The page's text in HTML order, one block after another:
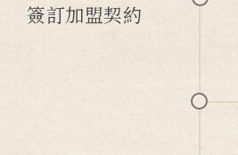
簽訂加盟契約